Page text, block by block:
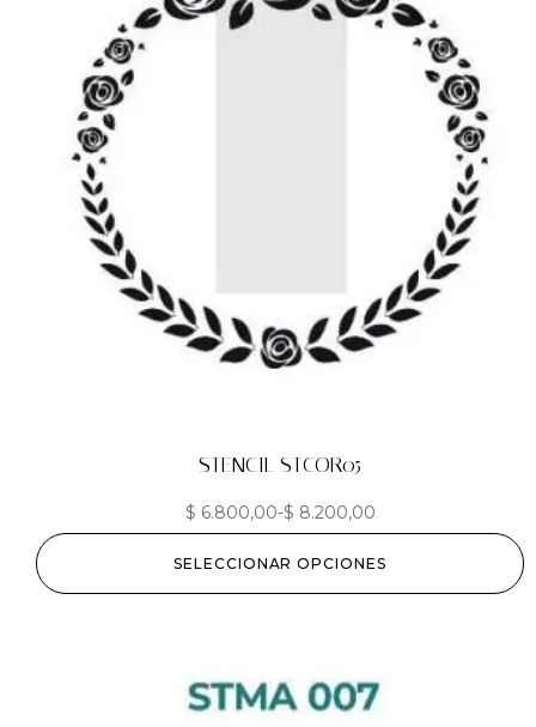
STENCIL STCOR05
$ 6.800,00-$ 8.200,00
SELECCIONAR OPCIONES